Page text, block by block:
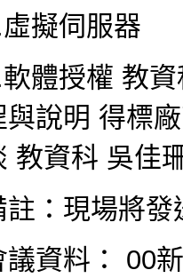
擬伺服器
體授權 教
與說明 得標
教資科 吳佳
註：現場將
議資料： 00